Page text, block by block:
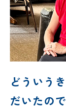
どういう
だいたの